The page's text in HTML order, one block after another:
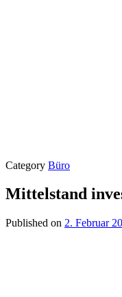
Category Büro
Mittelstand
Published on 2. Februar